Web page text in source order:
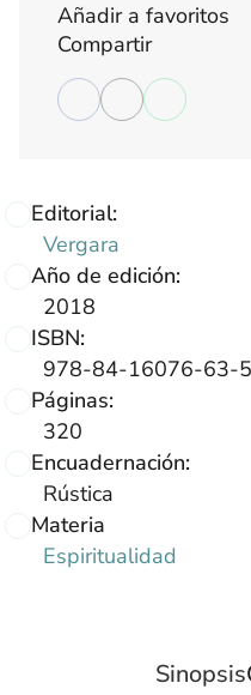
Editorial:
Vergara
Año de edición:
2018
ISBN:
978-84-16076-63-5
Páginas:
320
Encuadernación:
Rústica
Materia
Espiritualidad
Añadir a favoritos
Compartir
Sinopsis